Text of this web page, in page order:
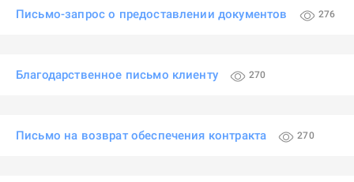
Письмо-запрос о предоставлении документов 276
Благодарственное письмо клиенту 270
Письмо на возврат обеспечения контракта 270